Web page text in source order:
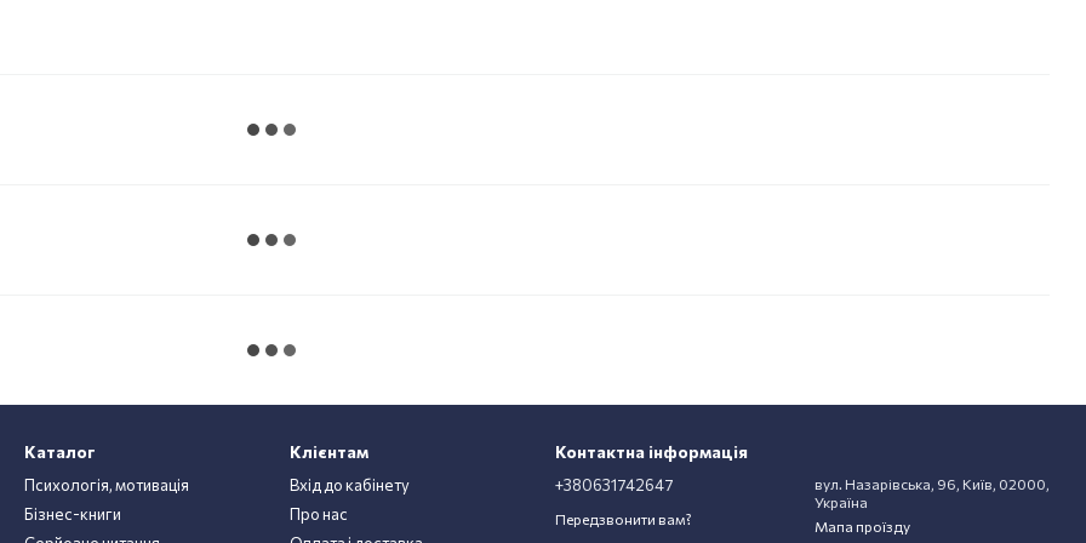
Каталог
Психологія, мотивація
Бізнес-книги
Клієнтам
Вхід до кабінету
Про нас
Контактна інформація
+380631742647
Передзвонити вам?
вул. Назарівська, 96, Київ, 02000,
Україна
Мапа проїзду